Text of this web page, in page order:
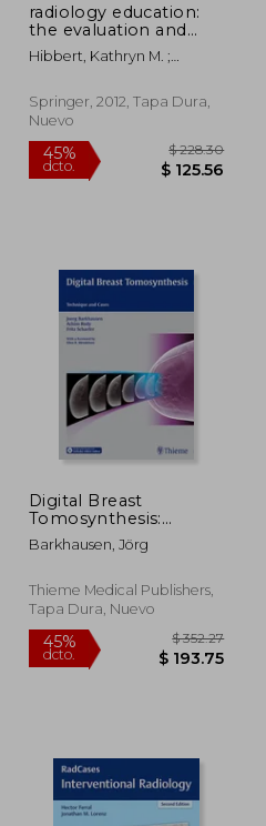
$ 233.01
radiology education:
the evaluation and
assessment of clinical
competence (en
Hibbert, Kathryn M. ;
Deven, Teresa
Springer, 2012, Tapa Dura,
Nuevo
Digital Breast
Tomosynthesis:
Technique and Cases
(en Inglés)
Barkhausen, Jörg
Thieme Medical Publishers,
Tapa Dura, Nuevo